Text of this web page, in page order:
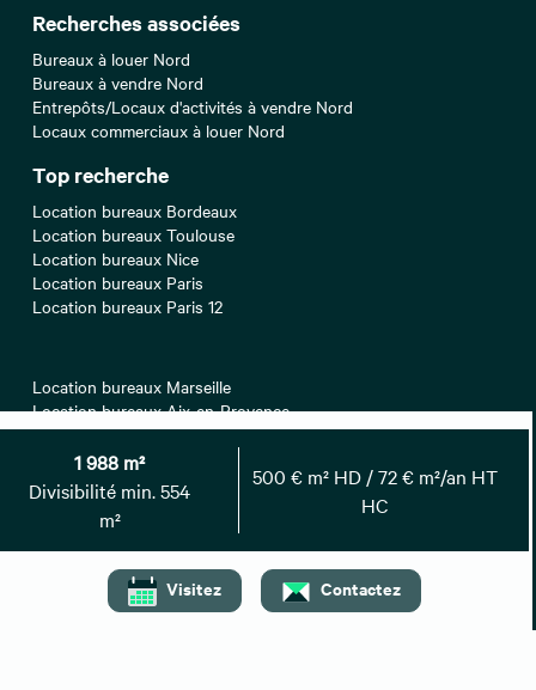
1 988 m²
Divisibilité min. 554
m²
500 € m² HD / 72 € m²/an HT
HC
Visitez Contactez
Recherches associées
Bureaux à louer Nord
Bureaux à vendre Nord
Entrepôts/Locaux d'activités à vendre Nord
Locaux commerciaux à louer Nord
Top recherche
Location bureaux Bordeaux
Location bureaux Toulouse
Location bureaux Nice
Location bureaux Paris
Location bureaux Paris 12
Location bureaux Marseille
Location bureaux Aix-en-Provence
Location bureaux Lille
Location bureaux Lyon
Location bureaux Paris 08
Location bureaux Strasbourg
Location bureaux Montpellier